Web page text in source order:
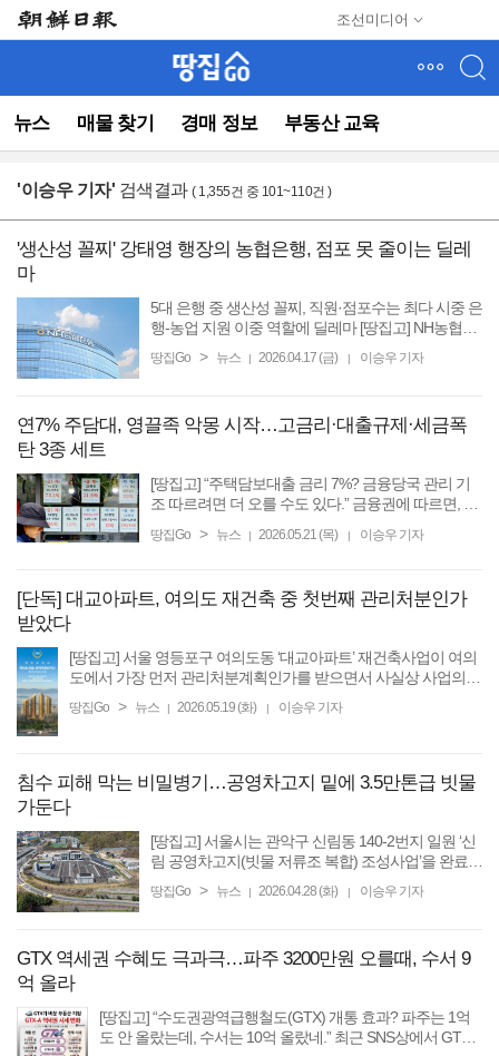
조선미디어
뉴스 매물 찾기 경매 정보 부동산 교육
뉴
(컨
영
동)
'이승우 기자' 검색결과 ( 1,355건 중 101~110건 )
'생산성 꼴찌' 강태영 행장의 농협은행, 점포 못 줄이는 딜레
마
5대 은행 중 생산성 꼴찌, 직원·점포수는 최다 시중 은
행-농업 지원 이중 역할에 딜레마 [땅집고] NH농협은
았던 것으로 나타났다. 디지털전환, 비이자수익 확대
땅집Go > 뉴스 2026.04.17 (금) 이승우 기자
연7% 주담대, 영끌족 악몽 시작…고금리·대출규제·세금폭
탄 3종 세트
[땅집고] “주택담보대출 금리 7%? 금융당국 관리 기
조 따르려면 더 오를 수도 있다.” 금융권에 따르면, 지
은행의 주택담보대출 고정형(5년) 금리는 연
땅집Go > 뉴스 | 2026.05.21 (목) | 이승우 기자
[단독] 대교아파트, 여의도 재건축 중 첫번째 관리처분인가
받았다
[땅집고] 서울 영등포구 여의도동 ‘대교아파트’ 재건축사업이 여의
도에서 가장 먼저 관리처분계획인가를 받으면서 사실상 사업의
아파트 ...
땅집Go > 뉴스 | 2026.05.19 (화) | 이승우 기자
침수 피해 막는 비밀병기…공영차고지 밑에 3.5만톤급 빗물
가둔다
[땅집고] 서울시는 관악구 신림동 140-2번지 일원 ‘신
림 공영차고지(빗물 저류조 복합) 조성사업’을 완료했
제였던 버스 차고지 부족 현상을 해소하고 도림천 일
땅집Go > 뉴스 | 2026.04.28 (화) | 이승우 기자
GTX 역세권 수혜도 극과극…파주 3200만원 오를때, 수서 9
억 올라
[땅집고] “수도권광역급행철도(GTX) 개통 효과? 파주는 1억
도 안 올랐는데, 수서는 10억 올랐네.” 최근 SNS상에서 GTX-